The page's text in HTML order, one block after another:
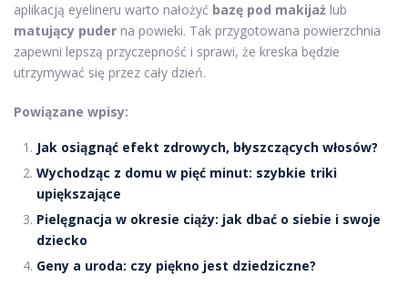
aplikacją eyelineru warto nałożyć bazę pod makijaż lub
matujący puder na powieki. Tak przygotowana powierzchnia
zapewni lepszą przyczepność i sprawi, że kreska będzie
utrzymywać się przez cały dzień.
Powiązane wpisy:
Jak osiągnąć efekt zdrowych, błyszczących włosów?
Wychodząc z domu w pięć minut: szybkie triki
upiększające
Pielęgnacja w okresie ciąży: jak dbać o siebie i swoje
dziecko
Geny a uroda: czy piękno jest dziedziczne?